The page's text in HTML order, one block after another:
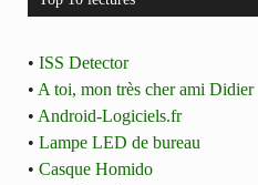
• ISS Detector
• A toi, mon très cher ami Didier
• Android-Logiciels.fr
• Lampe LED de bureau
• Casque Homido